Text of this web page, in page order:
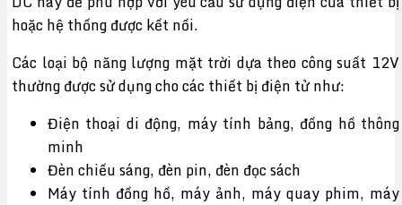
hoặc hệ thống được kết nối.
Các loại bộ năng lượng mặt trời dựa theo công suất 12V
thường được sử dụng cho các thiết bị điện tử như:
Điện thoại di động, máy tính bảng, đồng hồ thông
minh
Đèn chiếu sáng, đèn pin, đèn đọc sách
Máy tính đồng hồ, máy ảnh, máy quay phim, máy